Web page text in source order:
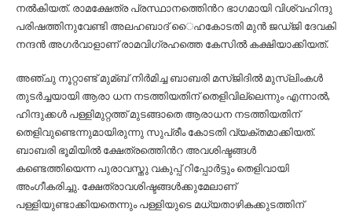
നല്‍കിയത്. രാമക്ഷേത്ര പ്രസ്ഥാനത്തിെന്‍റ ഭാഗമായി വിശ്വഹിന്ദു
പരിഷത്തിനുവേണ്ടി അലഹബാദ് ൈഹകോടതി മുന്‍ ജഡ്ജി ദേവകി
നന്ദന്‍ അഗര്‍വാളാണ് രാമവിഗ്രഹത്തെ കേസില്‍ കക്ഷിയാക്കിയത്.
അഞ്ചു നൂറ്റാണ്ട് മുമ്ബ് നിര്‍മിച്ച ബാബരി മസ്ജിദില്‍ മുസ്​ലിംകള്‍
തുടര്‍ച്ചയായി ആരാ ധന നടത്തിയതിന് തെളിവില്ലെന്നും എന്നാല്‍,
ഹിന്ദുക്കള്‍ പള്ളിമുറ്റത്ത് മുടങ്ങാതെ ആരാധന നടത്തിയതിന്
തെളിവുണ്ടെന്നുമായിരുന്നു സുപ്രീം കോടതി വ്യക്തമാക്കിയത്​.
ബാബരി ഭൂമിയില്‍ ക്ഷേത്രത്തിെന്‍റ അവശിഷ്ടങ്ങള്‍
കണ്ടെത്തിയെന്ന പുരാവസ്തു വകുപ്പ് റിപ്പോര്‍ട്ടും തെളിവായി
അംഗീകരിച്ചു. ക്ഷേത്രാവശിഷ്ടങ്ങള്‍ക്കുമേലാണ്
പള്ളിയുണ്ടാക്കിയതെന്നും പള്ളിയുടെ മധ്യതാഴികക്കുടത്തിന്​